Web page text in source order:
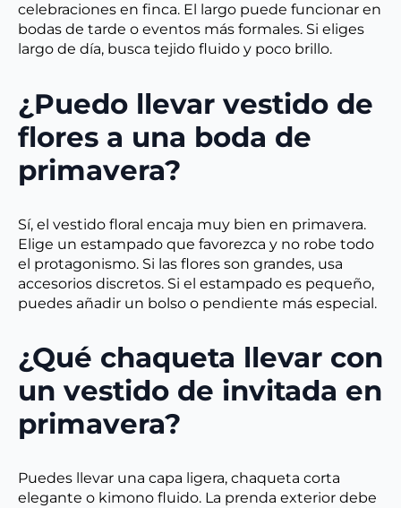
celebraciones en finca. El largo puede funcionar en
bodas de tarde o eventos más formales. Si eliges
largo de día, busca tejido fluido y poco brillo.
¿Puedo llevar vestido de
flores a una boda de
primavera?
Sí, el vestido floral encaja muy bien en primavera.
Elige un estampado que favorezca y no robe todo
el protagonismo. Si las flores son grandes, usa
accesorios discretos. Si el estampado es pequeño,
puedes añadir un bolso o pendiente más especial.
¿Qué chaqueta llevar con
un vestido de invitada en
primavera?
Puedes llevar una capa ligera, chaqueta corta
elegante o kimono fluido. La prenda exterior debe